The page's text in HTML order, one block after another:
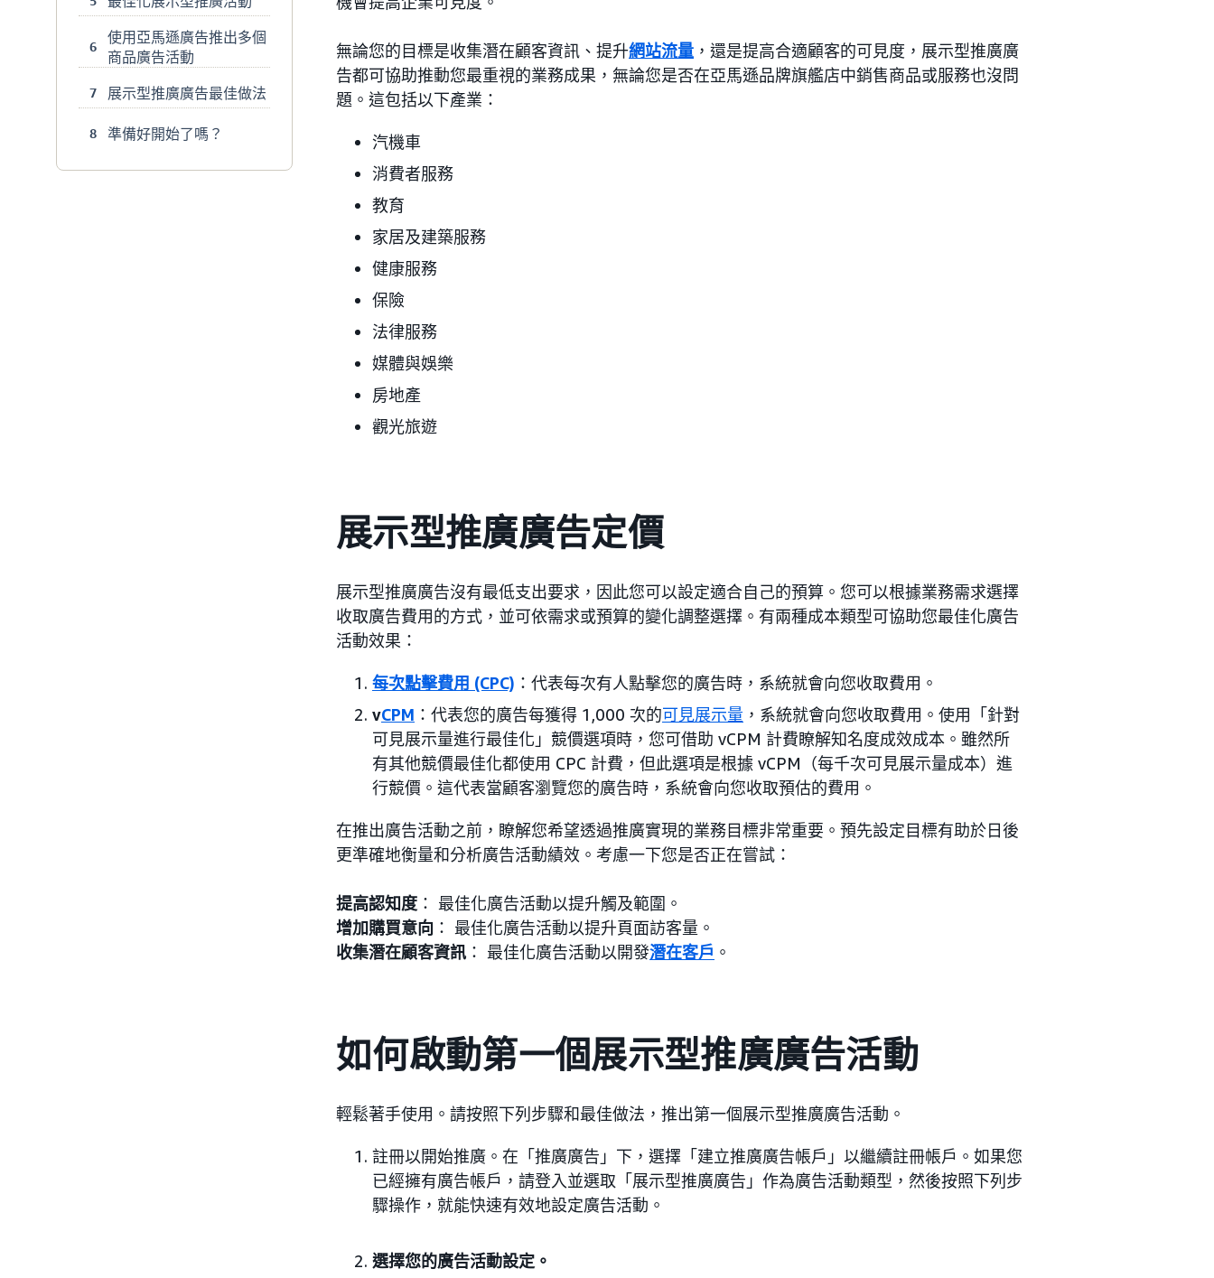
6
使用亞馬遜廣告推出多個
商品廣告活動
7 展示型推廣廣告最佳做法
8 準備好開始了嗎？
無論您的目標是收集潛在顧客資訊、提升網站流量 ，還是提高合適顧客的可見度，展示型推廣廣
告都可協助推動您最重視的業務成果，無論您是否在亞馬遜品牌旗艦店中銷售商品或服務也沒問
題。這包括以下產業：
汽機車
消費者服務
教育
家居及建築服務
健康服務
保險
法律服務
媒體與娛樂
房地產
觀光旅遊
展示型推廣廣告定價
展示型推廣廣告沒有最低支出要求，因此您可以設定適合自己的預算。您可以根據業務需求選擇
收取廣告費用的方式，並可依需求或預算的變化調整選擇。有兩種成本類型可協助您最佳化廣告
活動效果：
每次點擊費用 (CPC) ：代表每次有人點擊您的廣告時，系統就會向您收取費用。
vCPM ：代表您的廣告每獲得 1,000 次的可見展示量 ，系統就會向您收取費用。使用「針對
可見展示量進行最佳化」競價選項時，您可借助 vCPM 計費瞭解知名度成效成本。雖然所
有其他競價最佳化都使用 CPC 計費，但此選項是根據 vCPM（每千次可見展示量成本）進
行競價。這代表當顧客瀏覽您的廣告時，系統會向您收取預估的費用。
在推出廣告活動之前，瞭解您希望透過推廣實現的業務目標非常重要。預先設定目標有助於日後
更準確地衡量和分析廣告活動績效。考慮一下您是否正在嘗試：
提高認知度 ： 最佳化廣告活動以提升觸及範圍。
增加購買意向 ： 最佳化廣告活動以提升頁面訪客量。
收集潛在顧客資訊： 最佳化廣告活動以開發潛在客戶 。
如何啟動第一個展示型推廣廣告活動
輕鬆著手使用。請按照下列步驟和最佳做法，推出第一個展示型推廣廣告活動。
註冊以開始推廣。在「推廣廣告」下，選擇「建立推廣廣告帳戶」以繼續註冊帳戶。如果您
已經擁有廣告帳戶，請登入並選取「展示型推廣廣告」作為廣告活動類型，然後按照下列步
驟操作，就能快速有效地設定廣告活動。
選擇您的廣告活動設定。